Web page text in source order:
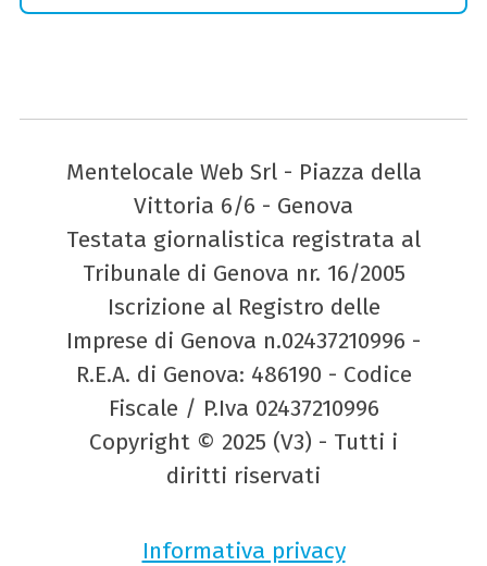
Mentelocale Web Srl - Piazza della
Vittoria 6/6 - Genova
Testata giornalistica registrata al
Tribunale di Genova nr. 16/2005
Iscrizione al Registro delle
Imprese di Genova n.02437210996 -
R.E.A. di Genova: 486190 - Codice
Fiscale / P.Iva 02437210996
Copyright © 2025 (V3) - Tutti i
diritti riservati
Informativa privacy